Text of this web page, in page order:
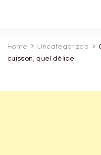
Home Uncategorized
cuisson, quel délice